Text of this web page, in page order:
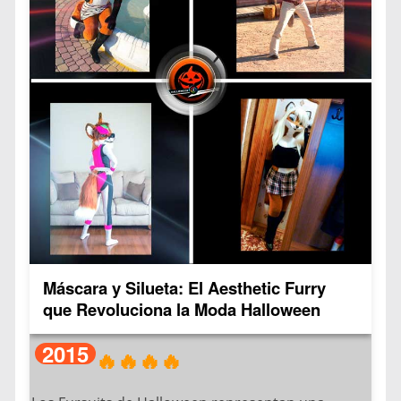
Originalmente considerado un hobby marginal, el
furrydom ganó reconocimiento masivo cuando:
– El documental “Fursonas” (2016) lo llevó a la
corriente principal
– Series como “CSI” y “Supernatural” lo
representaron
– El video musical “What Does the Fox Say?” se
hizo viral
Los disfraces furry (llamados fursuits) se
caracterizan por: diseños de animales con rasgos
colores vibrantes y patrones únicos y la movilidad
optimizada para performance.
Actualmente, esta tendencia ha impactado
múltiples ámbitos:
Máscara y Silueta: El Aesthetic Furry
que Revoluciona la Moda Halloween
2015 🔥🔥🔥🔥